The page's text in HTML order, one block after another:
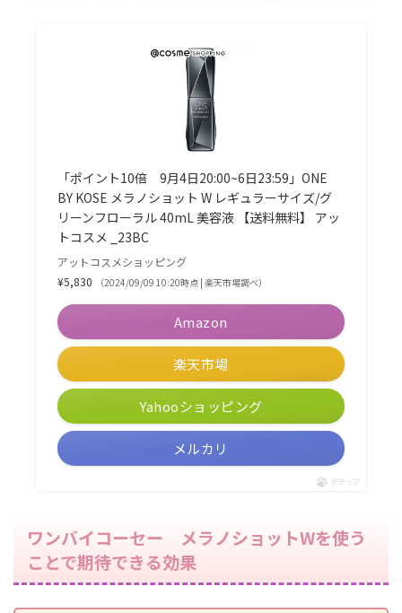
「ポイント10倍 9月4日20:00~6日23:59」ONE
BY KOSE メラノショット W レギュラーサイズ/グ
リーンフローラル 40mL 美容液 【送料無料】 アッ
トコスメ _23BC
アットコスメショッピング
¥5,830
（2024/09/09 10:20時点 | 楽天市場調べ）
Amazon
楽天市場
Yahooショッピング
メルカリ
ポチップ
ワンバイコーセー メラノショットWを使う
ことで期待できる効果